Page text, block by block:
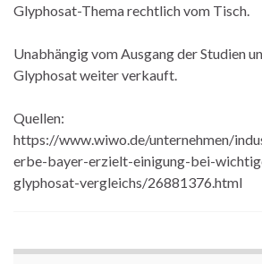
Glyphosat-Thema rechtlich vom Tisch.
Unabhängig vom Ausgang der Studien
Glyphosat weiter verkauft.
Quellen:
https://www.wiwo.de/unternehmen/
erbe-bayer-erzielt-einigung-bei-
glyphosat-vergleichs/26881376.html